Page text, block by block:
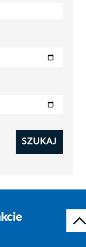
SZUKAJ